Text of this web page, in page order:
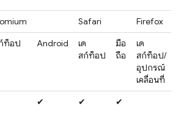
Safari
Firefox
ท็อป
Android
เด
สก์ท็อป
มือ
ถือ
เด
สก์ท็อป/
อุปกรณ์
เคลื่อนที่
✔ ✔ ✔